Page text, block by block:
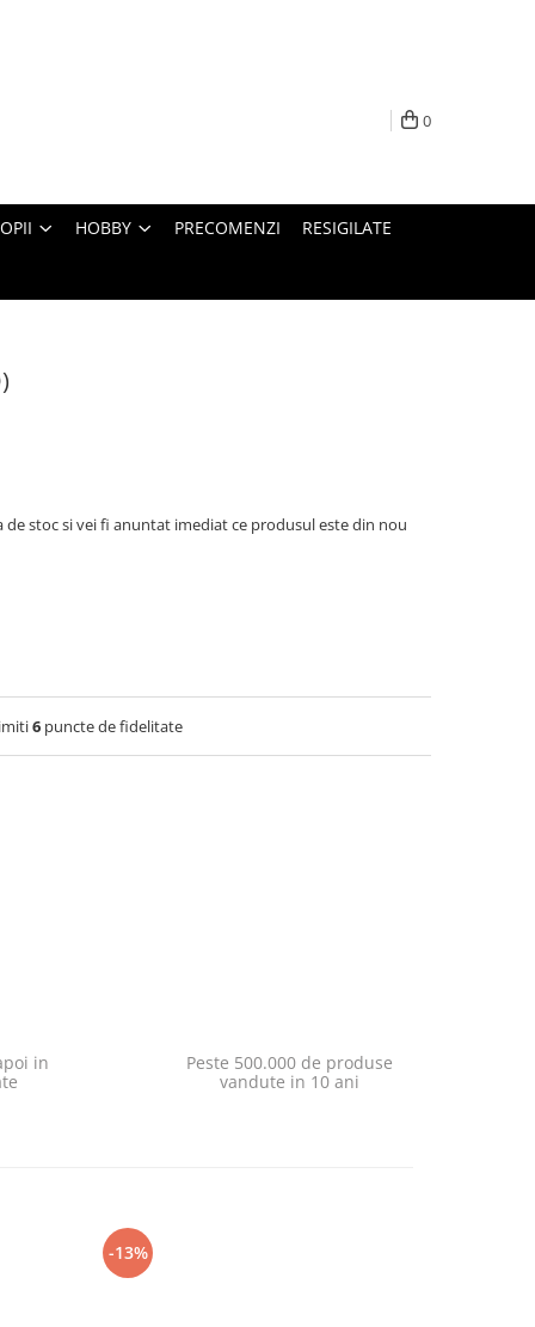
0
HOBBY PRECOMENZI RESIGILATE
de stoc si vei fi anuntat imediat ce produsul este din nou
6 puncte de fidelitate
in
Peste 500.000 de produse
vandute in 10 ani
-13%